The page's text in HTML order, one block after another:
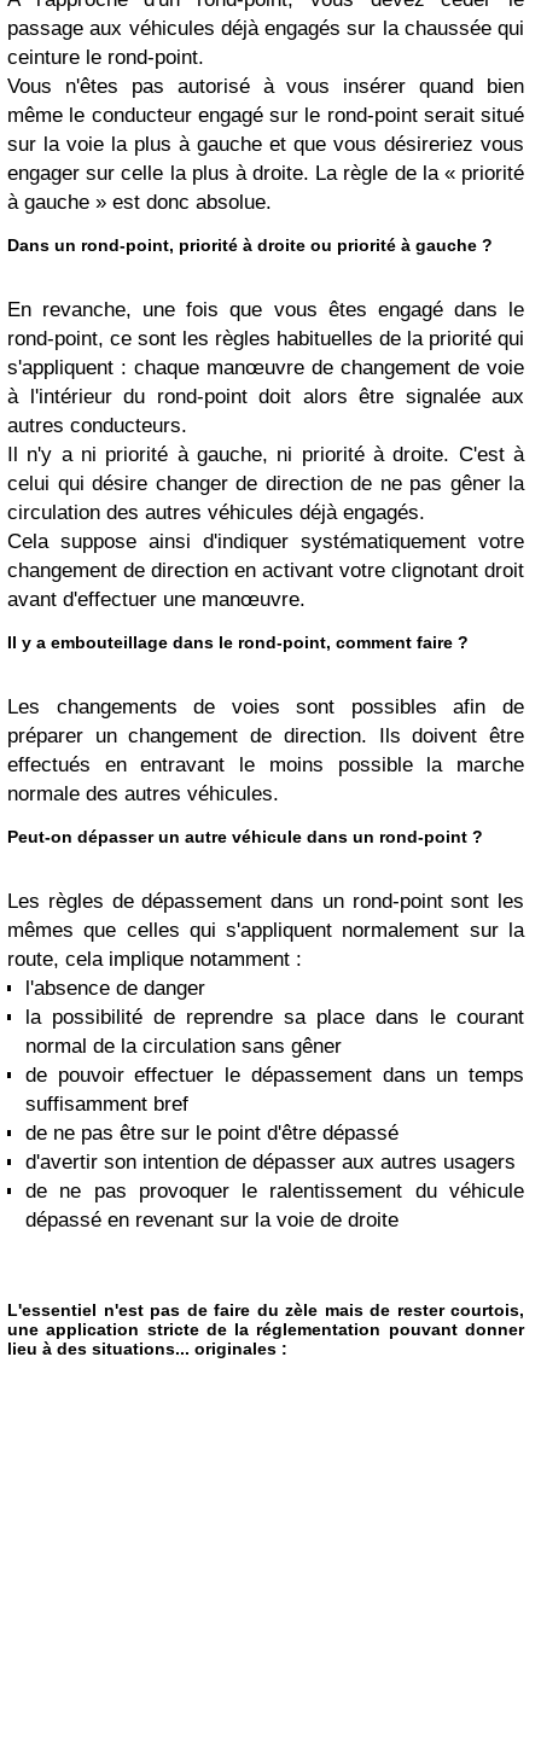
passage aux véhicules déjà engagés sur la chaussée qui
ceinture le rond-point.
Vous n'êtes pas autorisé à vous insérer quand bien
même le conducteur engagé sur le rond-point serait situé
sur la voie la plus à gauche et que vous désireriez vous
engager sur celle la plus à droite. La règle de la « priorité
à gauche » est donc absolue.
Dans un rond-point, priorité à droite ou priorité à gauche ?
En revanche, une fois que vous êtes engagé dans le
rond-point, ce sont les règles habituelles de la priorité qui
s'appliquent : chaque manœuvre de changement de voie
à l'intérieur du rond-point doit alors être signalée aux
autres conducteurs.
Il n'y a ni priorité à gauche, ni priorité à droite. C'est à
celui qui désire changer de direction de ne pas gêner la
circulation des autres véhicules déjà engagés.
Cela suppose ainsi d'indiquer systématiquement votre
changement de direction en activant votre clignotant droit
avant d'effectuer une manœuvre.
Il y a embouteillage dans le rond-point, comment faire ?
Les changements de voies sont possibles afin de
préparer un changement de direction. Ils doivent être
effectués en entravant le moins possible la marche
normale des autres véhicules.
Peut-on dépasser un autre véhicule dans un rond-point ?
Les règles de dépassement dans un rond-point sont les
mêmes que celles qui s'appliquent normalement sur la
route, cela implique notamment :
l'absence de danger
la possibilité de reprendre sa place dans le courant
normal de la circulation sans gêner
de pouvoir effectuer le dépassement dans un temps
suffisamment bref
de ne pas être sur le point d'être dépassé
d'avertir son intention de dépasser aux autres usagers
de ne pas provoquer le ralentissement du véhicule
dépassé en revenant sur la voie de droite
L'essentiel n'est pas de faire du zèle mais de rester courtois,
une application stricte de la réglementation pouvant donner
lieu à des situations... originales :